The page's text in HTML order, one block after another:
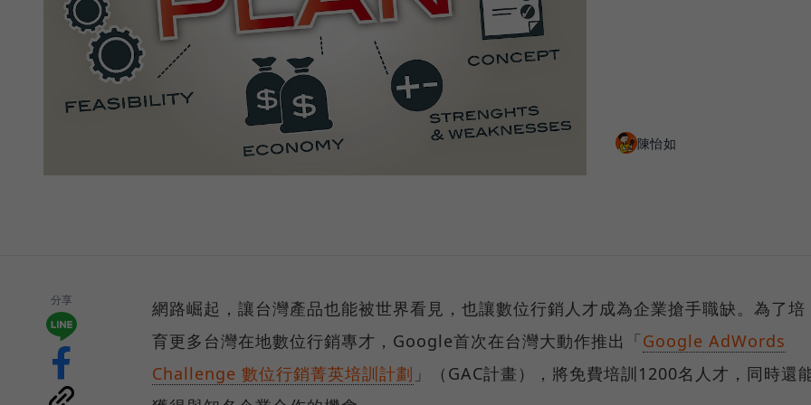
陳怡如
分享
網路崛起，讓台灣產品也能被世界看見，也讓數位行銷人才成為企業搶手職缺。為了培
育更多台灣在地數位行銷專才，Google首次在台灣大動作推出「Google AdWords
Challenge 數位行銷菁英培訓計劃 」（GAC計畫），將免費培訓1200名人才，同時還